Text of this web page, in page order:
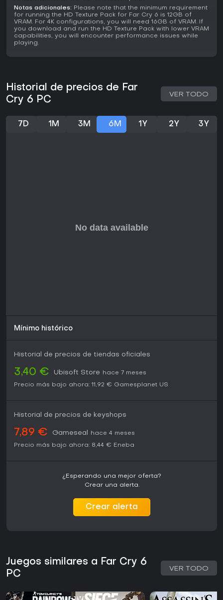
Si te gustan los shooters de mundo abierto con misiones
narrativas y exploración libre,Far Cry 6 cumple de sobra.
Los sistemas de combate y compañeros generan momentos
memorables, sobre todo en coop, y el mapa extenso
recompensa a los jugadores exhaustivos. La recepción
algunos critican su duración por actividades repetitivas.
profunda, encaja perfecto, más aún con las opciones de
dificultad añadidas para un reto mayor. Los novatos
pueden entrar sin problema, ya que no requiere conocer
para fans de la acción-aventura en busca de una rebelión
Notas adicionales: Please note that the minimum requirement
for running the HD Texture Pack for Far Cry 6 is 12GB of
VRAM. For 4K configurations, you will need 16GB of VRAM. If
you download and run the HD Texture Pack with lower VRAM
capabilities, you will encounter performance issues while
playing.
Historial de precios de Far
Cry 6 PC
VER TODO
7D 1M 3M 6M 1Y 2Y 3Y
Mínimo histórico
Historial de precios de tiendas oficiales
3,40 € Ubisoft Store
hace 7 meses
Precio más bajo ahora: 11,92 € Gamesplanet US
Historial de precios de keyshops
7,89 € Gameseal
hace 4 meses
Precio más bajo ahora: 8,44 € Eneba
¿Esperando una mejor oferta?
Crear una alerta.
Crear alerta
Juegos similares a Far Cry 6
PC
VER TODO